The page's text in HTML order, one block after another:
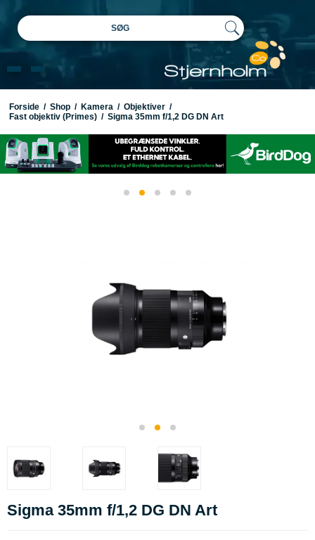
SØG
Forside / Shop / Kamera / Objektiver /
Fast objektiv (Primes) / Sigma 35mm f/1,2 DG DN Art
Sigma 35mm f/1,2 DG DN Art